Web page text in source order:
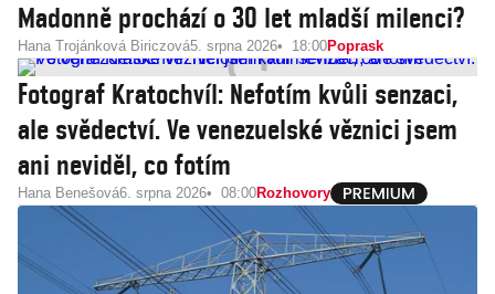
Madonně prochází o 30 let mladší milenci?
Hana Trojánková Biriczová5. srpna 2026 18:00Poprask
Fotograf Kratochvíl: Nefotím kvůli senzaci,
ale svědectví. Ve venezuelské věznici jsem
ani neviděl, co fotím
Hana Benešová6. srpna 2026 08:00Rozhovory